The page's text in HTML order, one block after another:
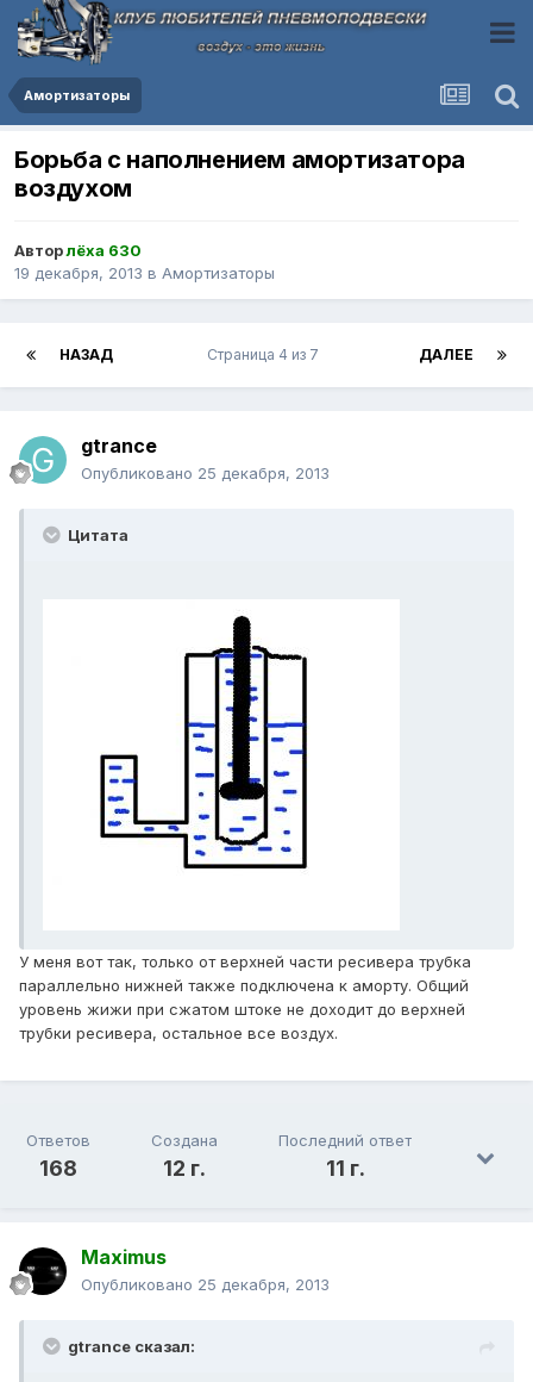
Амортизаторы
Борьба с наполнением амортизатора
воздухом
Авторлёха 630
19 декабря, 2013 в Амортизаторы
НАЗАД ДАЛЕЕ
Страница 4 из 7
gtrance
Опубликовано 25 декабря, 2013
Цитата
У меня вот так, только от верхней части ресивера трубка
параллельно нижней также подключена к аморту. Общий
уровень жижи при сжатом штоке не доходит до верхней
трубки ресивера, остальное все воздух.
Ответов
168
Создана
12 г.
Последний ответ
11 г.
Maximus
Опубликовано 25 декабря, 2013
gtrance сказал: